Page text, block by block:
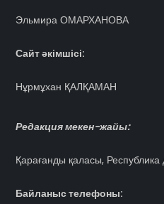
Эльмира ОМАРХАНОВА
Сайт әкімшісі:
Нұрмұхан ҚАЛҚАМАН
Редакция мекен-жайы:
Қарағанды қаласы,
Байланыс телефоны: